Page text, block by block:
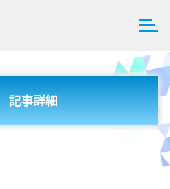
記事詳細